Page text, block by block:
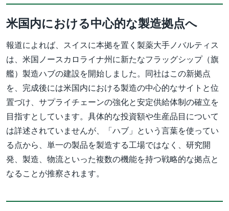
米国内における中心的な製造拠点へ
報道によれば、スイスに本拠を置く製薬大手ノバルティス
は、米国ノースカロライナ州に新たなフラッグシップ（旗
艦）製造ハブの建設を開始しました。同社はこの新拠点
を、完成後には米国内における製造の中心的なサイトと位
置づけ、サプライチェーンの強化と安定供給体制の確立を
目指すとしています。具体的な投資額や生産品目について
は詳述されていませんが、「ハブ」という言葉を使ってい
る点から、単一の製品を製造する工場ではなく、研究開
発、製造、物流といった複数の機能を持つ戦略的な拠点と
なることが推察されます。